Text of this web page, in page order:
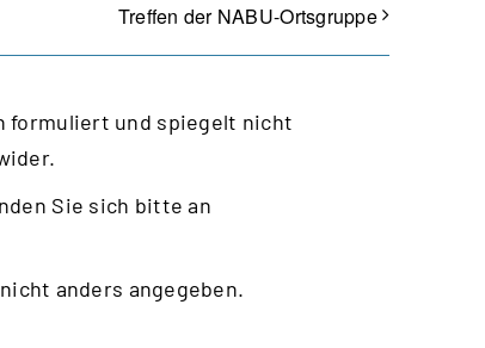
Treffen der NABU-Ortsgruppe
formuliert und spiegelt nicht
Sie sich bitte an
anders angegeben.